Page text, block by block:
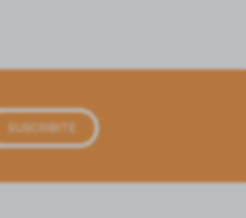
SUSCRIBITE